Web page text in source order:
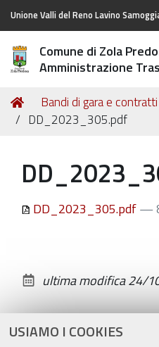
USIAMO I COOKIES
Unione Valli del Reno Lavino
Comune di Zola
Amministrazione
Tu
sei
Home
Bandi di gara e contratti
DD_2023_305.pdf
DD_2023_305.pdf—
documento
ultima modifica24/